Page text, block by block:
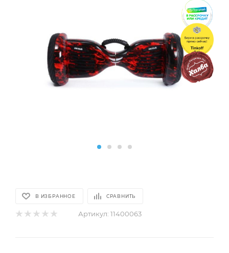
В ИЗБРАННОЕ СРАВНИТЬ
Артикул: 11400063